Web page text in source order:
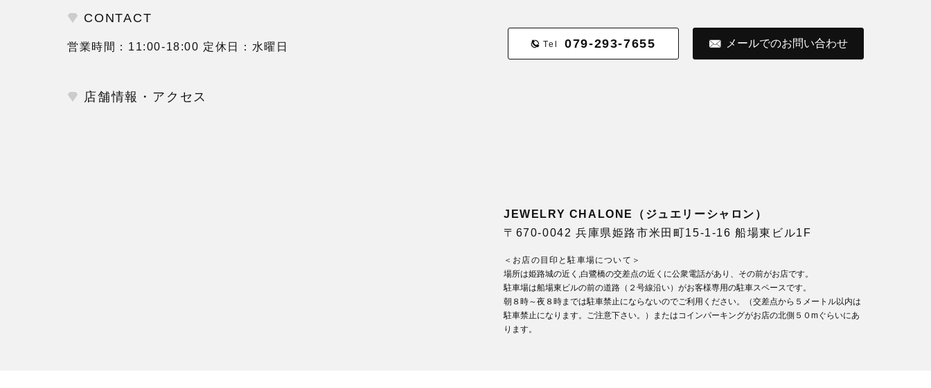
CONTACT
営業時間：11:00-18:00 定休日：水曜日 Tel 079-293-7655 メールでのお問い合わせ
店舗情報・アクセス
JEWELRY CHALONE（ジュエリーシャロン）
〒670-0042 兵庫県姫路市米田町15-1-16 船場東ビル1F
＜お店の目印と駐車場について＞
場所は姫路城の近く,白鷺橋の交差点の近くに公衆電話があり、その前がお店です。
駐車場は船場東ビルの前の道路（２号線沿い）がお客様専用の駐車スペースです。
朝８時～夜８時までは駐車禁止にならないのでご利用ください。（交差点から５メートル以内は
駐車禁止になります。ご注意下さい。）またはコインパーキングがお店の北側５０mぐらいにあ
ります。